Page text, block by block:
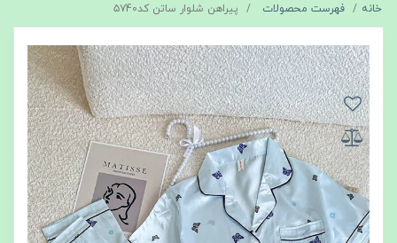
خانه فهرست محصولات پیراهن شلوار ساتن کد۵۷40